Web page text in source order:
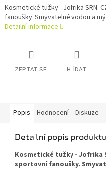
Kosmetické tužky - Jofrika SRN.
fanoušky. Smyvatelné vodou a
Detailní informace
ZEPTAT SE HLÍDAT
Popis Hodnocení Diskuze
Detailní popis produktu
Kosmetické tužky - Jofrika
sportovní fanoušky.